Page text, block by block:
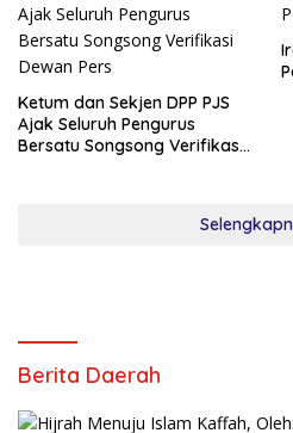
Ketum dan Sekjen DPP PJS
Ajak Seluruh Pengurus
Bersatu Songsong Verifikasi
Berita Daerah